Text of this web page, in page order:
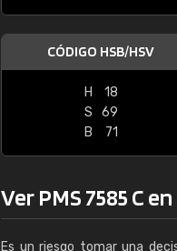
CÓDIGO HSB/HSV
H
18
S
69
B
71
Ver PMS 7585 C
Es un riesgo tomar una